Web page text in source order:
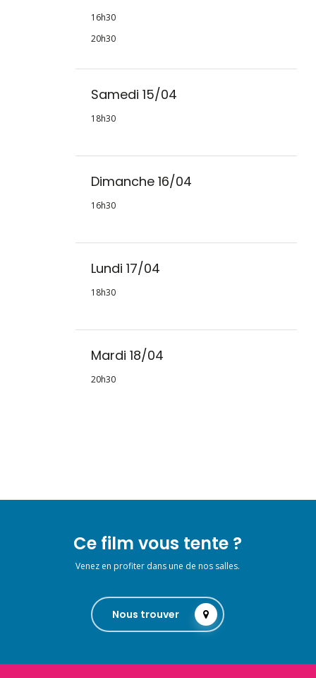
16h30
20h30
Samedi 15/04
18h30
Dimanche 16/04
16h30
Lundi 17/04
18h30
Mardi 18/04
20h30
Ce film vous tente ?
Venez en profiter dans une de nos salles.
Nous trouver